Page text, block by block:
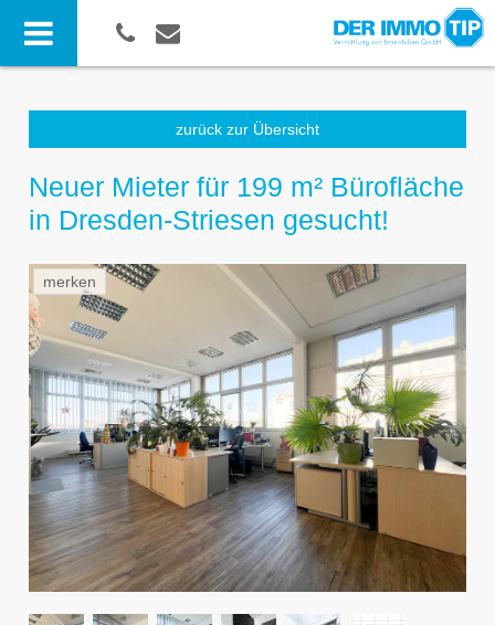
zurück zur Übersicht
Neuer Mieter für 199 m² Bürofläche
in Dresden-Striesen gesucht!
merken